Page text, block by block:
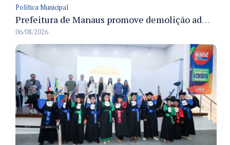
Política Municipal
Prefeitura de Manaus promove demolição administrativa de cinco estruturas que ocupavam calçada pública
06/08/2026